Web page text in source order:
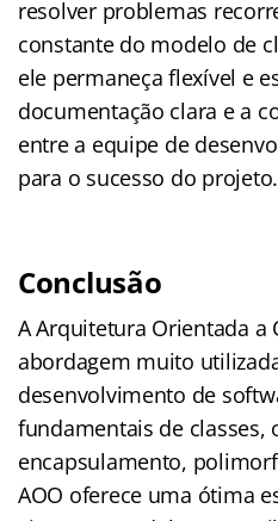
resolver problemas
constante do modelo de
ele permaneça flexível e
documentação clara e a
entre a equipe de
para o sucesso do projeto.
Conclusão
A Arquitetura Orientada a
abordagem muito
desenvolvimento de
fundamentais de classes,
encapsulamento,
AOO oferece uma ótima